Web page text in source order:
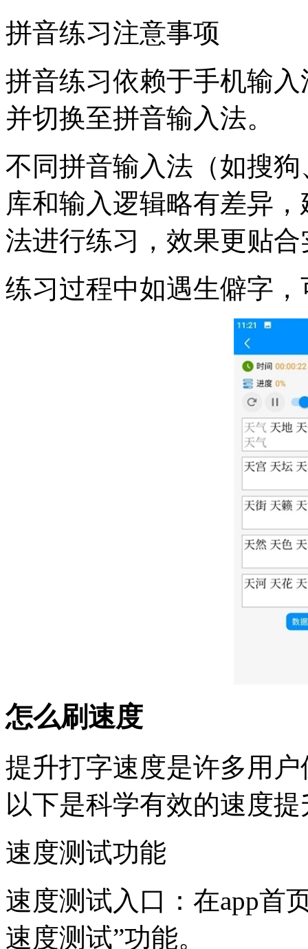
拼音练习注意事项
拼音练习依赖于手机输
并切换至拼音输入法。
不同拼音输入法（如搜
库和输入逻辑略有差异
法进行练习，效果更贴合
练习过程中如遇生僻字
怎么刷速度
提升打字速度是许多用
以下是科学有效的速度
速度测试功能
速度测试入口：在app首
速度测试”功能。